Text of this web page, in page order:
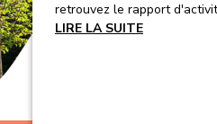
retrouvez le rapport
LIRE LA SUITE